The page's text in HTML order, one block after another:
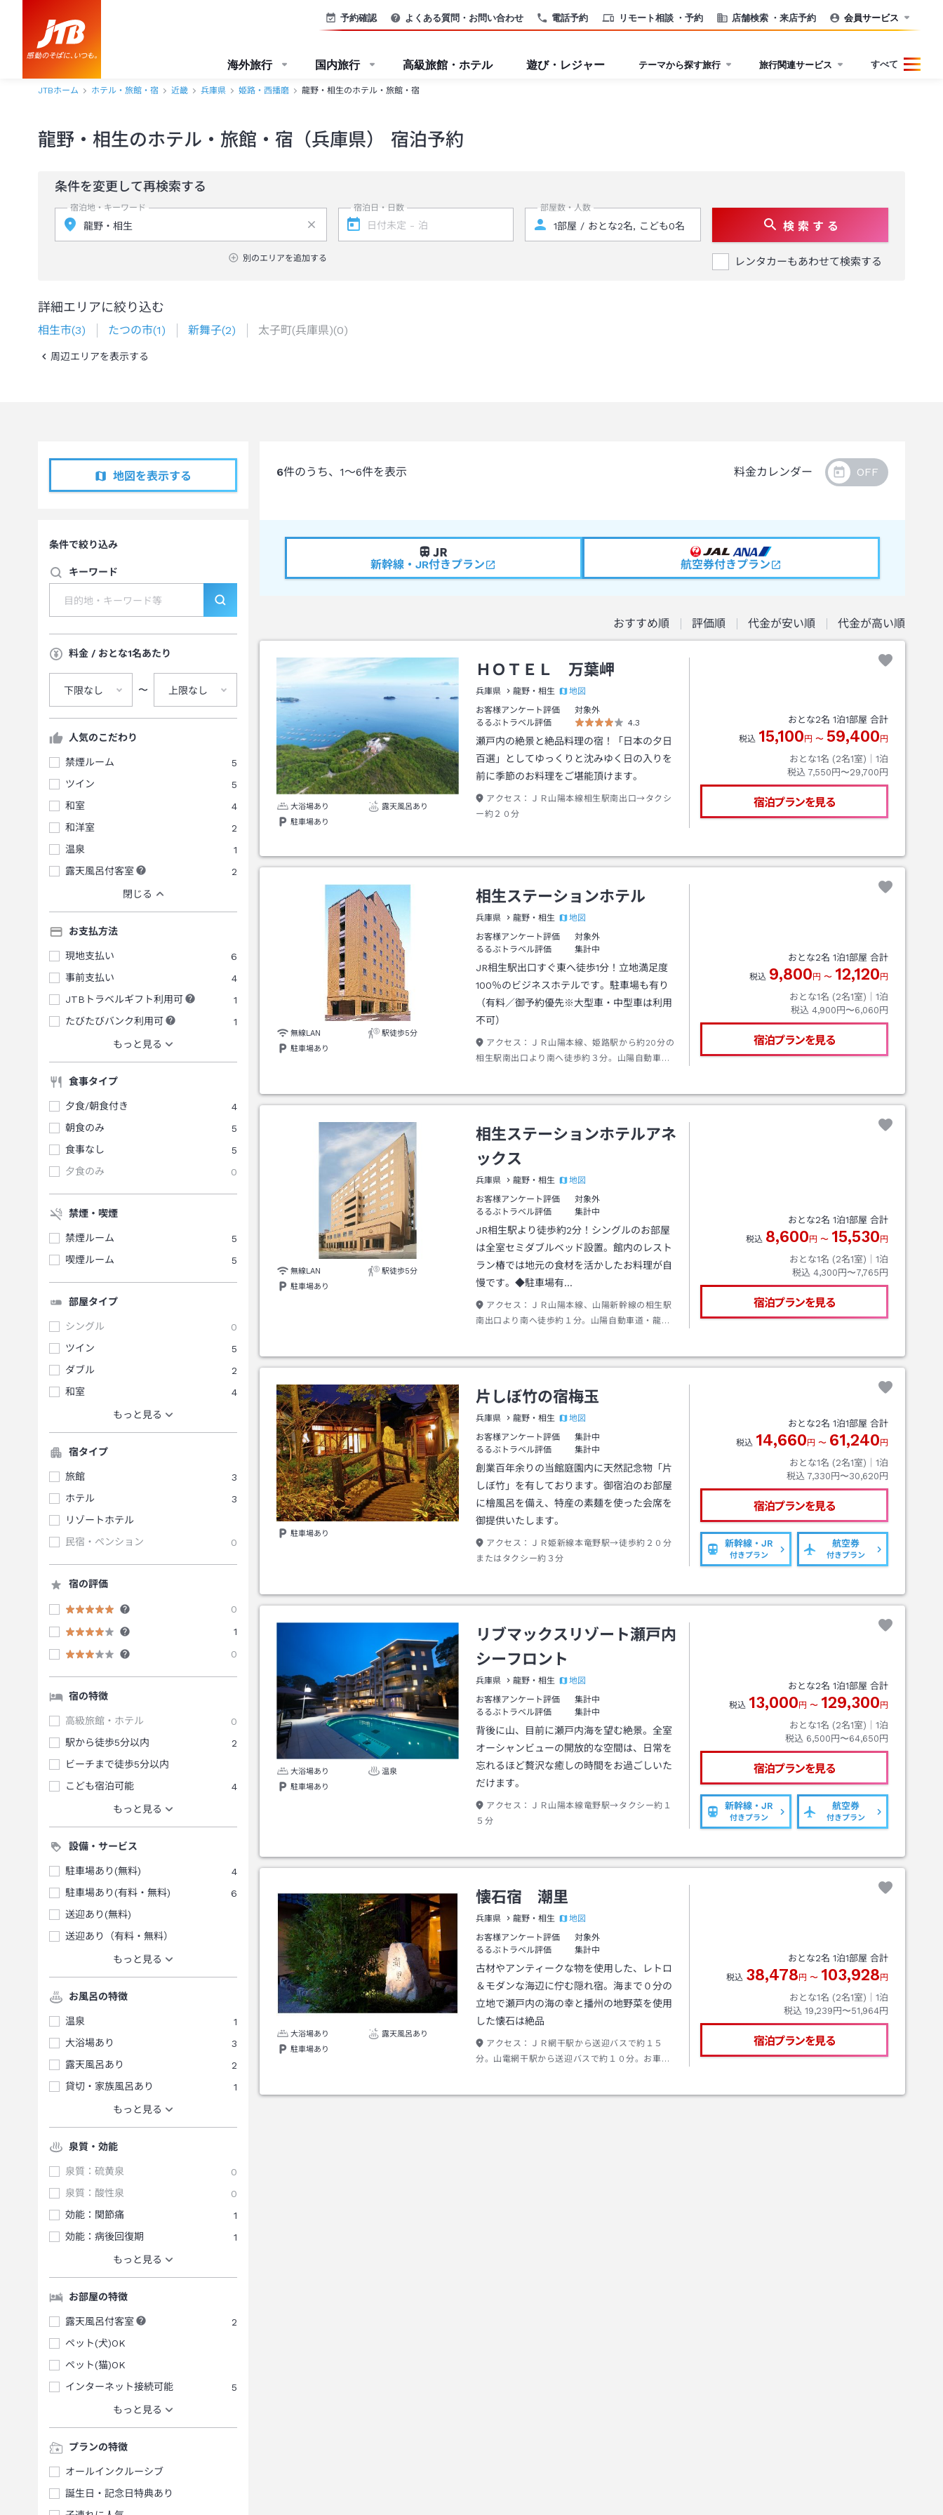
電話予約 リモート相談 ・予約 店舗検索 ・来店予約
予約確認 よくある質問・お問い合わせ 会員サービス
海外旅行 国内旅行 高級旅館・ホテル 遊び・レジャー テーマから探す旅行 旅行関連サービス すべて
JTBホーム ホテル・旅館・宿 近畿 兵庫県 姫路・西播磨 龍野・相生のホテル・旅館・宿
龍野・相生のホテル・旅館・宿（兵庫県） 宿泊予約
条件を変更して再検索する
宿泊地・キーワード
別のエリアを追加する
宿泊日・日数 部屋数・人数
検 索 す る
レンタカーもあわせて検索する
詳細エリアに絞り込む
相生市(3) たつの市(1) 新舞子(2) 太子町(兵庫県)(0)
周辺エリアを表示する
地図を表示する
条件で絞り込み
キーワード
料金 / おとな1名あたり
下限なし 〜 上限なし
人気のこだわり
禁煙ルーム
5
ツイン
5
和室
4
和洋室
2
温泉
1
露天風呂付客室
2
閉じる
お支払方法
現地支払い
6
事前支払い
4
JTBトラベルギフト利用可
1
たびたびバンク利用可
1
もっと見る
食事タイプ
夕食/朝食付き
4
朝食のみ
5
食事なし
5
夕食のみ
0
禁煙・喫煙
禁煙ルーム
5
喫煙ルーム
5
部屋タイプ
シングル
0
ツイン
5
ダブル
2
和室
4
もっと見る
宿タイプ
旅館
3
ホテル
3
リゾートホテル
民宿・ペンション
0
宿の評価
0
1
0
宿の特徴
高級旅館・ホテル
0
駅から徒歩5分以内
2
ビーチまで徒歩5分以内
こども宿泊可能
4
もっと見る
設備・サービス
駐車場あり(無料)
4
駐車場あり(有料・無料)
6
送迎あり(無料)
送迎あり（有料・無料）
もっと見る
お風呂の特徴
温泉
1
大浴場あり
3
露天風呂あり
2
貸切・家族風呂あり
1
もっと見る
泉質・効能
泉質：硫黄泉
0
泉質：酸性泉
0
効能：関節痛
1
効能：病後回復期
1
もっと見る
お部屋の特徴
露天風呂付客室
2
ペット(犬)OK
ペット(猫)OK
インターネット接続可能
5
もっと見る
プランの特徴
オールインクルーシブ
誕生日・記念日特典あり
6件のうち、 1～6件を表示 料金カレンダー
新幹線・JR付きプラン 航空券付きプラン
おすすめ順 評価順 代金が安い順 代金が高い順
大浴場あり
露天風呂あり
駐車場あり
ＨＯＴＥＬ 万葉岬
兵庫県 龍野・相生
地図
お客様アンケート評価
対象外
るるぶトラベル評価
4.3
瀬戸内の絶景と絶品料理の宿！「日本の夕日
百選」としてゆっくりと沈みゆく日の入りを
前に季節のお料理をご堪能頂けます。
アクセス：
ＪＲ山陽本線相生駅南出口→タクシ
ー約２０分
おとな2名 1泊1部屋 合計
税込 15,100 円 〜 59,400 円
おとな1名 (2名1室)｜ 1泊
税込 7,550円〜29,700円
宿泊プランを見る
無線LAN
駅徒歩5分
駐車場あり
相生ステーションホテル
兵庫県 龍野・相生
地図
お客様アンケート評価
対象外
るるぶトラベル評価
集計中
JR相生駅出口すぐ東へ徒歩1分！立地満足度
100％のビジネスホテルです。駐車場も有り
（有料／御予約優先※大型車・中型車は利用
不可）
アクセス：
ＪＲ山陽本線、姫路駅から約20分の
相生駅南出口より南へ徒歩約３分。山陽自動車
２』の信号を右へ約３分。
おとな2名 1泊1部屋 合計
税込 9,800 円 〜 12,120 円
おとな1名 (2名1室)｜ 1泊
税込 4,900円〜6,060円
宿泊プランを見る
無線LAN
駅徒歩5分
駐車場あり
相生ステーションホテルアネ
ックス
兵庫県 龍野・相生
地図
お客様アンケート評価
対象外
るるぶトラベル評価
集計中
JR相生駅より徒歩約2分！シングルのお部屋
は全室セミダブルベッド設置。館内のレスト
ラン椿では地元の食材を活かしたお料理が自
慢です。◆駐車場有…
アクセス：
ＪＲ山陽本線、山陽新幹線の相生駅
南出口より南へ徒歩約１分。山陽自動車道・龍野
目』の信号を右へ約３分。
おとな2名 1泊1部屋 合計
税込 8,600 円 〜 15,530 円
おとな1名 (2名1室)｜ 1泊
税込 4,300円〜7,765円
宿泊プランを見る
駐車場あり
片しぼ竹の宿梅玉
兵庫県 龍野・相生
地図
お客様アンケート評価
集計中
るるぶトラベル評価
集計中
創業百年余りの当館庭園内に天然記念物「片
しぼ竹」を有しております。御宿泊のお部屋
に檜風呂を備え、特産の素麺を使った会席を
御提供いたします。
アクセス：
ＪＲ姫新線本竜野駅→徒歩約２０分
またはタクシー約３分
おとな2名 1泊1部屋 合計
税込 14,660 円 〜 61,240 円
おとな1名 (2名1室)｜ 1泊
税込 7,330円〜30,620円
宿泊プランを見る
新幹線・JR
付きプラン
航空券
付きプラン
大浴場あり
温泉
駐車場あり
リブマックスリゾート瀬戸内
シーフロント
兵庫県 龍野・相生
地図
お客様アンケート評価
集計中
るるぶトラベル評価
集計中
背後に山、目前に瀬戸内海を望む絶景。全室
オーシャンビューの開放的な空間は、日常を
忘れるほど贅沢な癒しの時間をお過ごしいた
だけます。
アクセス：
ＪＲ山陽本線竜野駅→タクシー約１
５分
おとな2名 1泊1部屋 合計
税込 13,000 円 〜 129,300 円
おとな1名 (2名1室)｜ 1泊
税込 6,500円〜64,650円
宿泊プランを見る
新幹線・JR
付きプラン
航空券
付きプラン
大浴場あり
露天風呂あり
駐車場あり
懐石宿 潮里
兵庫県 龍野・相生
地図
お客様アンケート評価
対象外
るるぶトラベル評価
集計中
古材やアンティークな物を使用した、レトロ
＆モダンな海辺に佇む隠れ宿。海まで０分の
立地で瀬戸内の海の幸と播州の地野菜を使用
した懐石は絶品
アクセス：
ＪＲ網干駅から送迎バスで約１５
分。山電網干駅から送迎バスで約１０分。お車の
おとな2名 1泊1部屋 合計
税込 38,478 円 〜 103,928 円
おとな1名 (2名1室)｜ 1泊
税込 19,239円〜51,964円
宿泊プランを見る